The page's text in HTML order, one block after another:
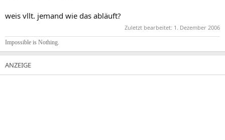
weis vllt. jemand wie das abläuft?
Zuletzt bearbeitet: 1. Dezember 2006
Impossible is Nothing.